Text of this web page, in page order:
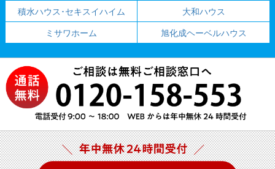
積水ハウス･セキスイハイム
大和ハウス
ミサワホーム
旭化成ヘーベルハウス